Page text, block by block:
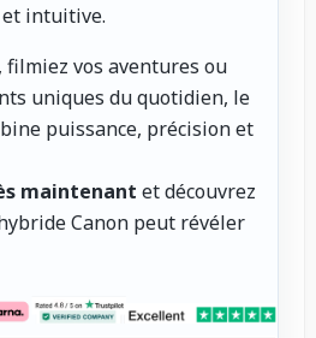
intuitive.
filmiez vos aventures ou
uniques du quotidien, le
puissance, précision et
maintenant et découvrez
Canon peut révéler